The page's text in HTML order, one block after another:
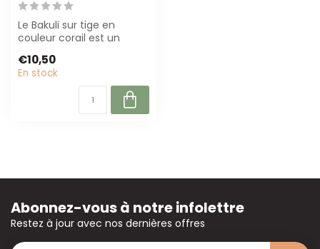
Le Bakuli sur tige en
couleur corail est un
faîne, parfait...
€10,50
En stock
Abonnez-vous à notre infolettre
Restez à jour avec nos dernières offres